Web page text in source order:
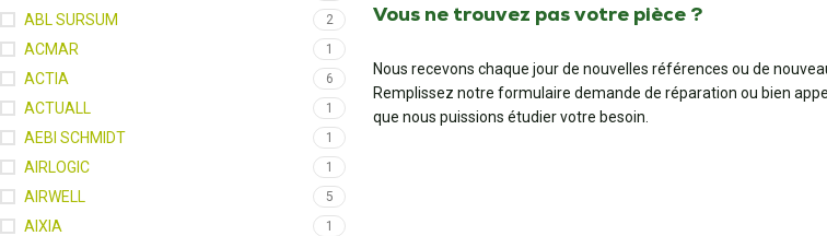
ABL SURSUM 2
ACMAR 1
ACTIA 6
ACTUALL 1
AEBI SCHMIDT 1
AIRLOGIC 1
AIRWELL 5
AIXIA 1
Vous ne trouvez pas votre pièce ?
Nous recevons chaque jour de nouvelles références ou de
Remplissez notre formulaire demande de réparation ou bien
que nous puissions étudier votre besoin.